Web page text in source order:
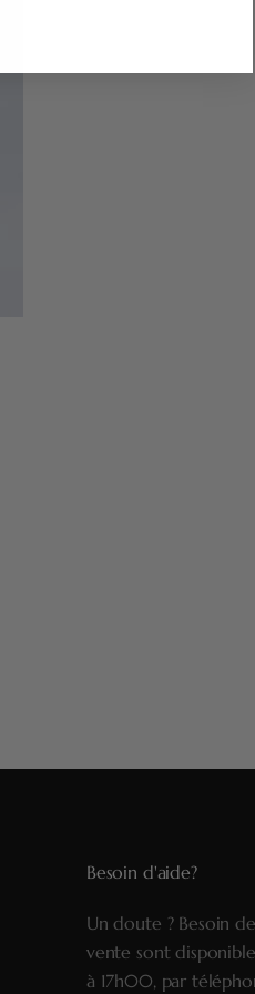
Besoin d'aide?
Un doute ? Besoin
vente sont
à 17h00, par